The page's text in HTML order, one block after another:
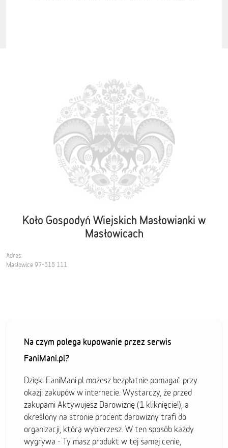
Koło Gospodyń Wiejskich Masłowianki w
Masłowicach
Adres:
Masłowice 97-515 111
Na czym polega kupowanie przez serwis
FaniMani.pl?
Dzięki FaniMani.pl możesz bezpłatnie pomagać przy
okazji zakupów w internecie. Wystarczy, że przed
zakupami Aktywujesz Darowiznę (1 kliknięcie!), a
określony na stronie procent darowizny trafi do
organizacji, którą wybierzesz. W ten sposób każdy
wygrywa - Ty masz produkt w tej samej cenie,